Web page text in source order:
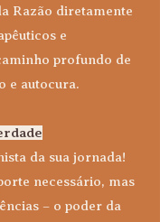
Razão diretamente
e
profundo de
e autocura.
da sua jornada!
necessário, mas
– o poder da